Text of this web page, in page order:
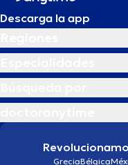
Descarga la app
GreciaBélgica